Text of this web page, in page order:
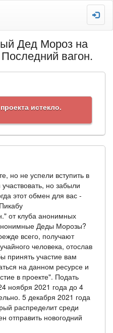
Дед Мороз на
вагон.
истекло.
но не успели вступить в
но забыли
этот обмен для вас -
от клуба анонимных
Деды Морозы?
всего, получают
человека, отослав
принять участие вам
на данном ресурсе и
в проекте". Подать
ноября 2021 года до 4
5 декабря 2021 года
распределит среди
отправить новогодний